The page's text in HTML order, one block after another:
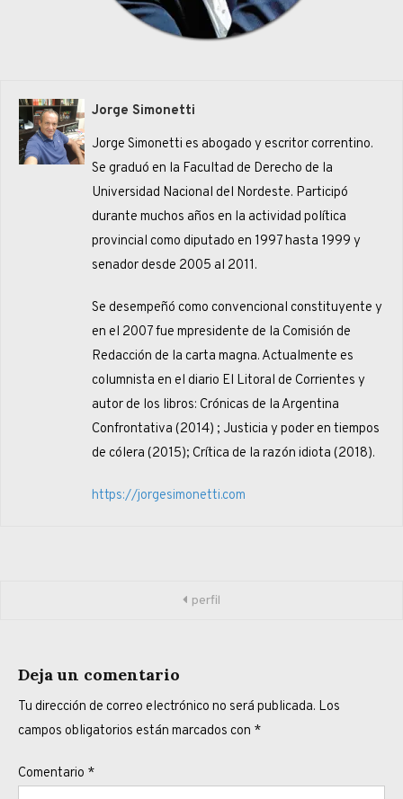
Jorge Simonetti
Jorge Simonetti es abogado y escritor correntino.
Se graduó en la Facultad de Derecho de la
Universidad Nacional del Nordeste. Participó
durante muchos años en la actividad política
provincial como diputado en 1997 hasta 1999 y
senador desde 2005 al 2011.
Se desempeñó como convencional constituyente y
en el 2007 fue mpresidente de la Comisión de
Redacción de la carta magna. Actualmente es
columnista en el diario El Litoral de Corrientes y
autor de los libros: Crónicas de la Argentina
Confrontativa (2014) ; Justicia y poder en tiempos
de cólera (2015); Crítica de la razón idiota (2018).
https://jorgesimonetti.com
entradas
perfil
Deja un comentario
Tu dirección de correo electrónico no será publicada. Los
campos obligatorios están marcados con *
Comentario *